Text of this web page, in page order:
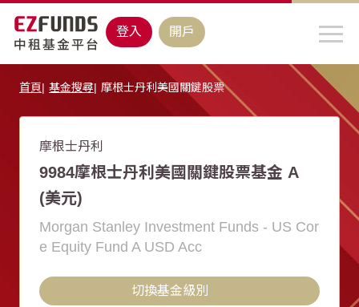
登入 開戶
首頁 基金搜尋 摩根士丹利美國關鍵股票
摩根士丹利
9984摩根士丹利美國關鍵股票基金 A
(美元)
Morgan Stanley Investment Funds - US Cor
e Equity Fund A USD Acc
切換基金級別